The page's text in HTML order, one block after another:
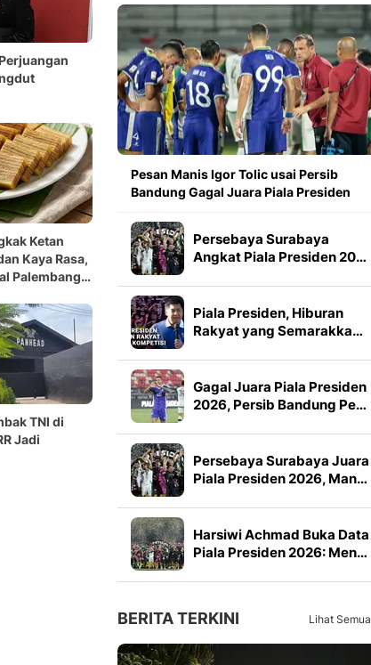
Ketan
Kaya Rasa,
Palembang
TNI di
Jadi
Pesan Manis Igor Tolic usai Persib
Bandung Gagal Juara Piala Presiden
Persebaya Surabaya
Angkat Piala Presiden 20…
Piala Presiden, Hiburan
Rakyat yang Semarakka…
Gagal Juara Piala Presiden
2026, Persib Bandung Pe…
Persebaya Surabaya Juara
Piala Presiden 2026, Man…
Harsiwi Achmad Buka Data
Piala Presiden 2026: Men…
BERITA TERKINI Lihat Semua